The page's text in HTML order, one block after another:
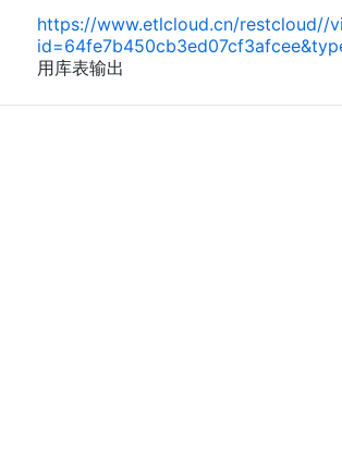
https://www.etlcloud.cn/restcloud//
用库表输出